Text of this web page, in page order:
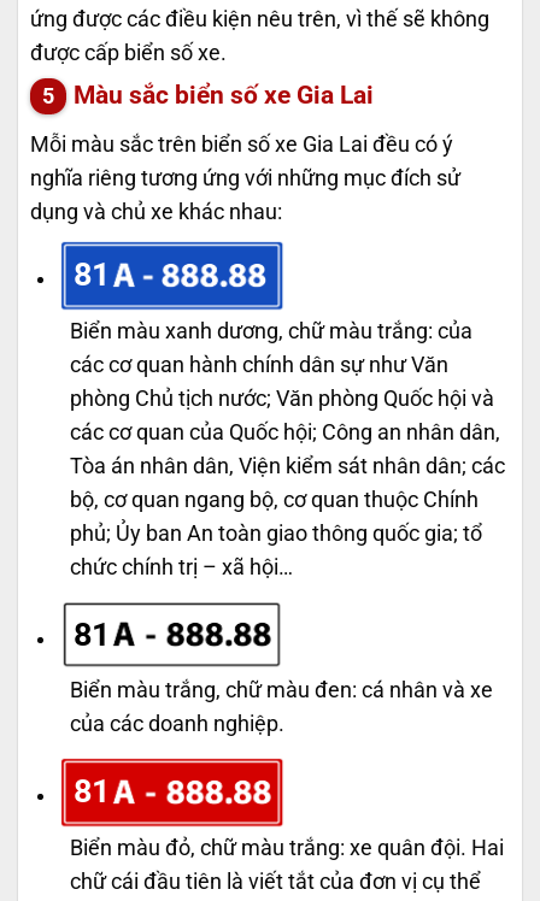
ứng được các điều kiện nêu trên, vì thế sẽ không
được cấp biển số xe.
Màu sắc biển số xe Gia Lai
Mỗi màu sắc trên biển số xe Gia Lai đều có ý
nghĩa riêng tương ứng với những mục đích sử
dụng và chủ xe khác nhau:
81
Biển màu xanh dương, chữ màu trắng: của
các cơ quan hành chính dân sự như Văn
phòng Chủ tịch nước; Văn phòng Quốc hội và
các cơ quan của Quốc hội; Công an nhân dân,
Tòa án nhân dân, Viện kiểm sát nhân dân; các
bộ, cơ quan ngang bộ, cơ quan thuộc Chính
phủ; Ủy ban An toàn giao thông quốc gia; tổ
chức chính trị – xã hội…
81
Biển màu trắng, chữ màu đen: cá nhân và xe
của các doanh nghiệp.
81
Biển màu đỏ, chữ màu trắng: xe quân đội. Hai
chữ cái đầu tiên là viết tắt của đơn vị cụ thể